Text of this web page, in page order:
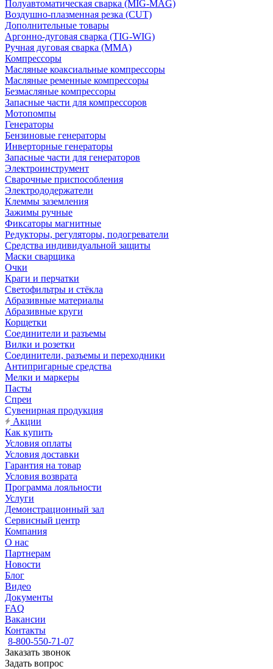
Полуавтоматическая сварка (MIG-MAG)
Воздушно-плазменная резка (CUT)
Дополнительные товары
Аргонно-дуговая сварка (TIG-WIG)
Ручная дуговая сварка (MMA)
Компрессоры
Масляные коаксиальные компрессоры
Масляные ременные компрессоры
Безмасляные компрессоры
Запасные части для компрессоров
Мотопомпы
Генераторы
Бензиновые генераторы
Инверторные генераторы
Запасные части для генераторов
Электроинструмент
Сварочные приспособления
Электрододержатели
Клеммы заземления
Зажимы ручные
Фиксаторы магнитные
Редукторы, регуляторы, подогреватели
Средства индивидуальной защиты
Маски сварщика
Очки
Краги и перчатки
Светофильтры и стёкла
Абразивные материалы
Абразивные круги
Корщетки
Соединители и разъемы
Вилки и розетки
Соединители, разъемы и переходники
Антипригарные средства
Мелки и маркеры
Пасты
Спреи
Сувенирная продукция
Акции
Как купить
Условия оплаты
Условия доставки
Гарантия на товар
Условия возврата
Программа лояльности
Услуги
Демонстрационный зал
Сервисный центр
Компания
О нас
Партнерам
Новости
Блог
Видео
Документы
FAQ
Вакансии
Контакты
8-800-550-71-07
Заказать звонок
Задать вопрос